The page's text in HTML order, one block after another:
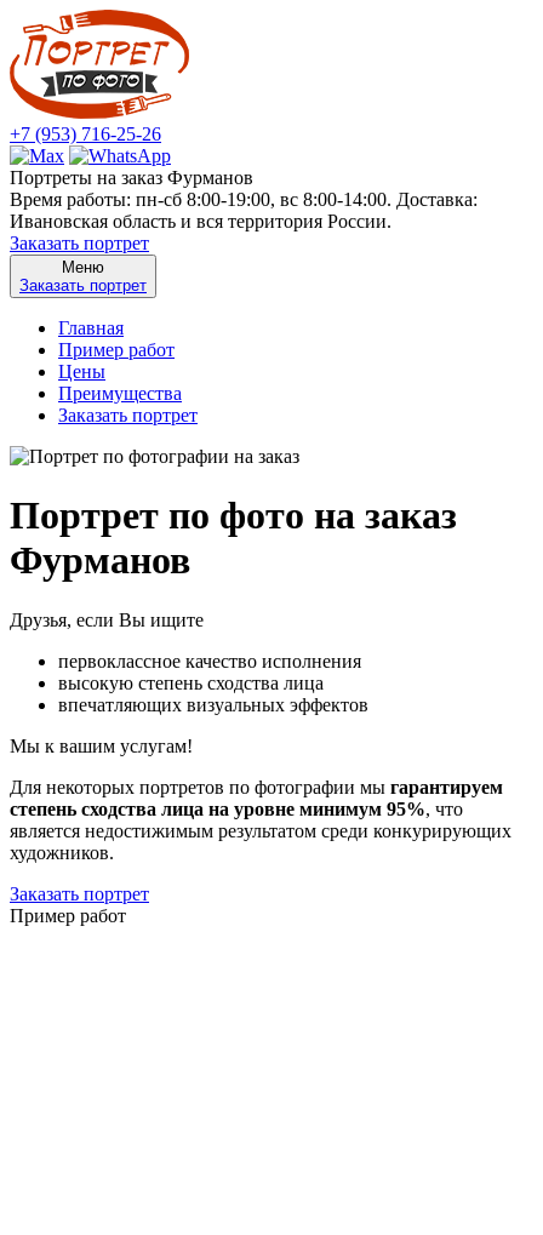
+7 (953) 716-25-26
Портреты на заказ Фурманов
Время работы: пн-сб 8:00-19:00, вс 8:00-14:00. Доставка:
Ивановская область и вся территория России.
Заказать портрет
Меню
Заказать портрет
Главная
Пример работ
Цены
Преимущества
Заказать портрет
Портрет по фото на заказ
Фурманов
Друзья, если Вы ищите
первоклассное качество исполнения
высокую степень сходства лица
впечатляющих визуальных эффектов
Мы к вашим услугам!
Для некоторых портретов по фотографии мы гарантируем
степень сходства лица на уровне минимум 95%, что
является недостижимым результатом среди конкурирующих
художников.
Заказать портрет
Пример работ